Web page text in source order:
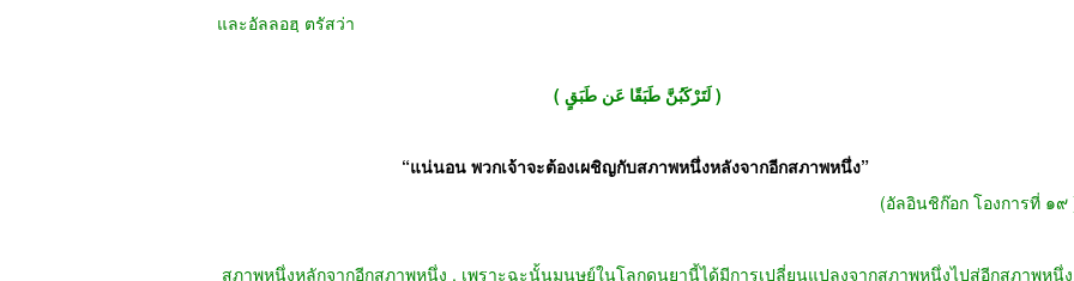
และอัลลอฮฺ ตรัสว่า
( لَتَرْكَبُنَّ طَبَقًا عَن طَبَقٍ )
“แน่นอน พวกเจ้าจะต้องเผชิญกับสภาพหนึ่งหลังจากอีกสภาพหนึ่ง”
(อัลอินชิก๊อก โองการที่ ๑๙
สภาพหนึ่งหลักจากอีกสภาพหนึ่ง , เพราะฉะนั้นมนุษย์ในโลกดุนยานี้ได้มีการเปลี่ยนแปลงจากสภาพหนึ่งไปสู่อีกสภาพหนึ่ง